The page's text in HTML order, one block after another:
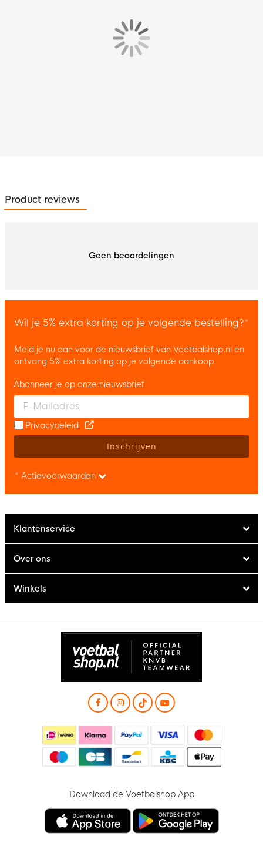
Product reviews
Geen beoordelingen
Wil je 5% extra korting op je volgende bestelling?*
Meld je nu aan voor de nieuwsbrief van Voetbalshop.nl en
ontvang 5% extra korting op je volgende aankoop.
Enter your email and accept the privacy policy to subscribe to
Abonneer je op onze nieuwsbrief
Privacybeleid
Inschrijven
* Actievoorwaarden
Klantenservice
Over ons
Winkels
Download de Voetbalshop App